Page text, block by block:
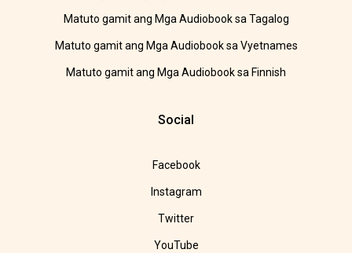
Matuto gamit ang Mga Audiobook sa Tagalog
Matuto gamit ang Mga Audiobook sa Vyetnames
Matuto gamit ang Mga Audiobook sa Finnish
Social
Facebook
Instagram
Twitter
YouTube